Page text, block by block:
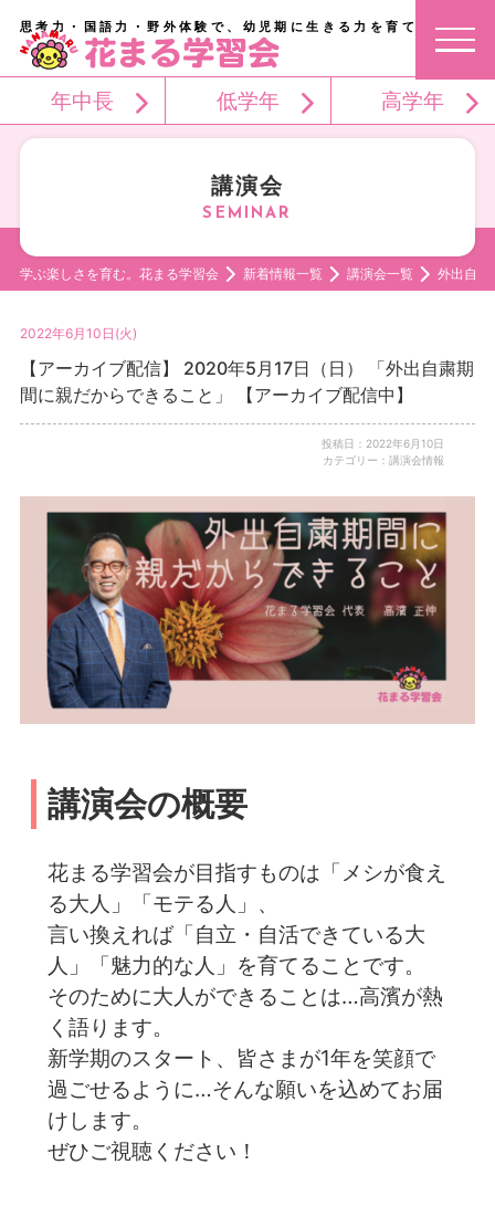
思考力・国語力・野外体験で、幼児期に生きる力を育てる。
年中長 低学年 高学年
講演会
学ぶ楽しさを育む。花まる学習会 新着情報一覧 講演会一覧 外出自粛
2022年6月10日(火)
【アーカイブ配信】 2020年5月17日（日） 「外出自粛期
間に親だからできること」 【アーカイブ配信中】
投稿日：2022年6月10日
カテゴリー：講演会情報
講演会の概要
花まる学習会が目指すものは「メシが食え
る大人」「モテる人」、
言い換えれば「自立・自活できている大
人」「魅力的な人」を育てることです。
そのために大人ができることは…高濱が熱
く語ります。
新学期のスタート、皆さまが1年を笑顔で
過ごせるように…そんな願いを込めてお届
けします。
ぜひご視聴ください！